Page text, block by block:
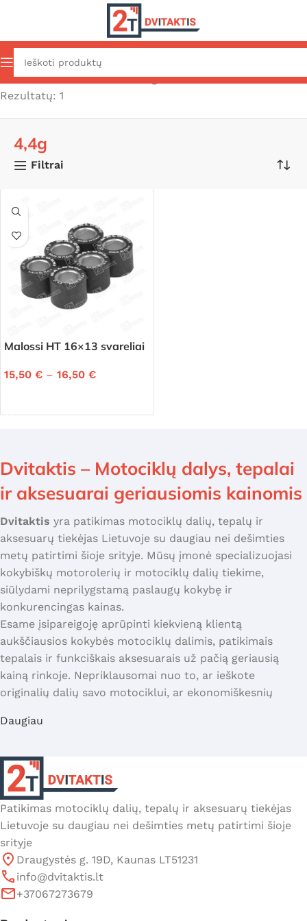
Pradžia Produkto Svoris 4,4g
Rezultatų: 1
4,4g
Filtrai
Malossi HT 16×13 svareliai
15,50 € – 16,50 €
Dvitaktis – Motociklų dalys, tepalai
ir aksesuarai geriausiomis kainomis
Dvitaktis yra patikimas motociklų dalių, tepalų ir
aksesuarų tiekėjas Lietuvoje su daugiau nei dešimties
metų patirtimi šioje srityje. Mūsų įmonė specializuojasi
kokybiškų motorolerių ir motociklų dalių tiekime,
siūlydami neprilygstamą paslaugų kokybę ir
konkurencingas kainas.
Esame įsipareigoję aprūpinti kiekvieną klientą
aukščiausios kokybės motociklų dalimis, patikimais
tepalais ir funkciškais aksesuarais už pačią geriausią
kainą rinkoje. Nepriklausomai nuo to, ar ieškote
originalių dalių savo motociklui, ar ekonomiškesnių
poreikiui ir biudžetui.
bendradarbiaujame su patikimais tiekėjais ir gamintojais,
kad galėtume pasiūlyti plačiausią asortimentą ir
geriausias kainas Lietuvoje. Kiekvienas produktas mūsų
sandėlyje yra kruopščiai atrinktas, atsižvelgiant į kokybės
ir patikimumo kriterijus.
Kokybiškos motociklų dalys už
prieinamą kainą
Dvitaktis specializuojasi motociklų ir motorolerių dalių
Daugiau
Patikimas motociklų dalių, tepalų ir aksesuarų tiekėjas
Lietuvoje su daugiau nei dešimties metų patirtimi šioje
srityje
Draugystės g. 19D, Kaunas LT51231
info@dvitaktis.lt
+37067273679